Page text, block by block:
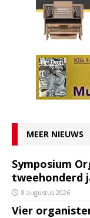
MEER NIEUWS
Symposium
tweehonderd
8 augustus 2026
Vier